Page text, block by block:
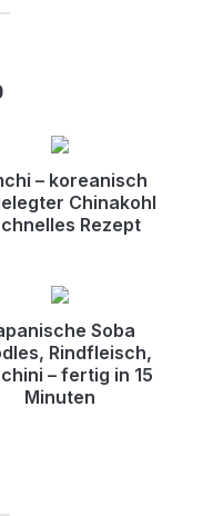
– koreanisch
Chinakohl
Rezept
Soba
Rindfleisch,
– fertig in 15
Minuten